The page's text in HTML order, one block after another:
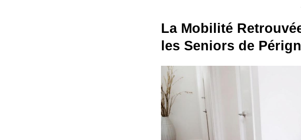
La Mobilité
les Seniors de